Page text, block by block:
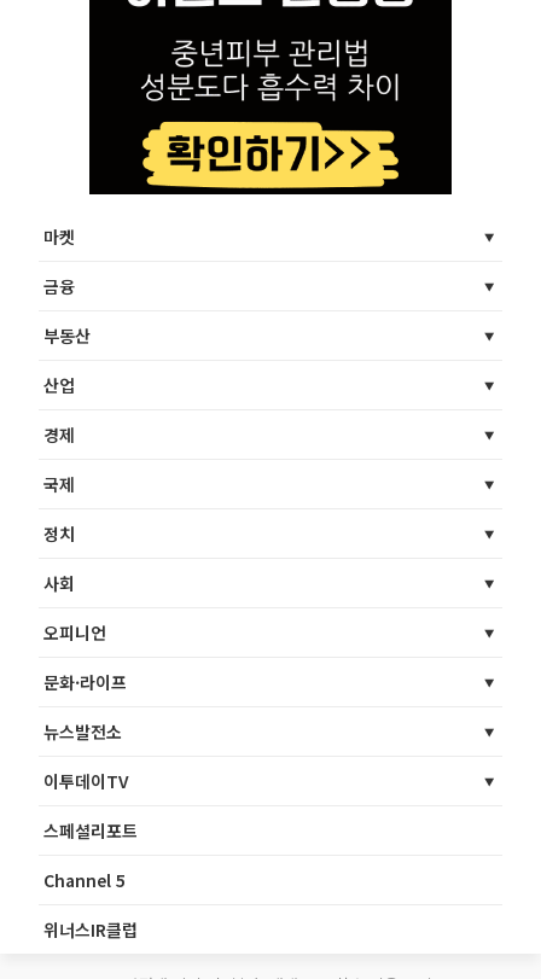
마켓
금융
부동산
산업
경제
국제
정치
사회
오피니언
문화·라이프
뉴스발전소
이투데이TV
스페셜리포트
Channel 5
위너스IR클럽